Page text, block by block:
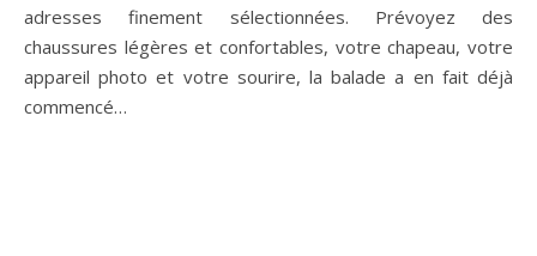
adresses finement sélectionnées. Prévoyez des
chaussures légères et confortables, votre chapeau, votre
appareil photo et votre sourire, la balade a en fait déjà
commencé…